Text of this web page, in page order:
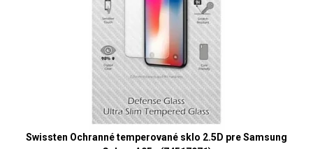
Swissten Ochranné temperované sklo 2.5D pre Samsung